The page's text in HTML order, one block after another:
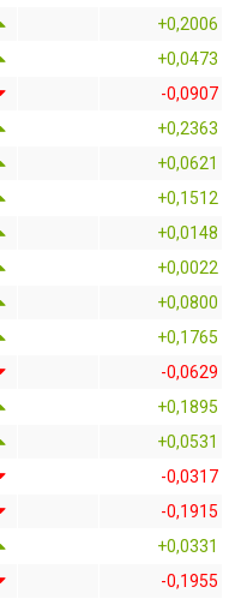
+0,2006
+0,0473
-0,0907
+0,2363
+0,0621
+0,1512
+0,0148
+0,0022
+0,0800
+0,1765
-0,0629
+0,1895
+0,0531
-0,0317
-0,1915
+0,0331
-0,1955